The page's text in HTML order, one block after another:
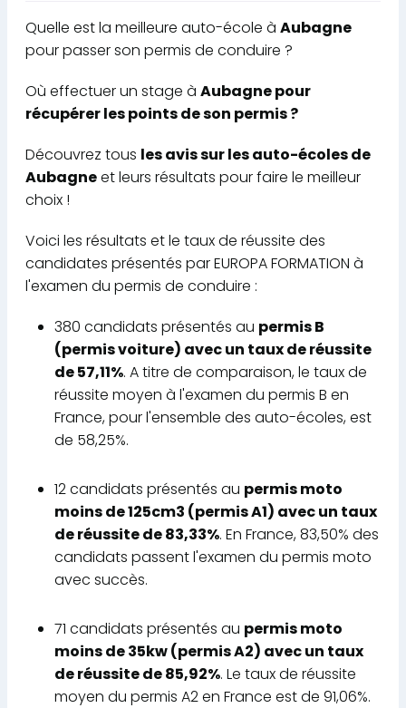
Quelle est la meilleure auto-école à Aubagne
pour passer son permis de conduire ?
Où effectuer un stage à Aubagne pour
récupérer les points de son permis ?
Découvrez tous les avis sur les auto-écoles de
Aubagneet leurs résultats pour faire le meilleur
choix !
Voici les résultats et le taux de réussite des
candidates présentés par EUROPA FORMATION à
l'examen du permis de conduire :
380 candidats présentés au permis B
(permis voiture) avec un taux de réussite
de 57,11%. A titre de comparaison, le taux de
réussite moyen à l'examen du permis B en
France, pour l'ensemble des auto-écoles, est
de 58,25%.
12 candidats présentés au permis moto
moins de 125cm3 (permis A1) avec un taux
de réussite de 83,33%. En France, 83,50% des
candidats passent l'examen du permis moto
avec succès.
71 candidats présentés au permis moto
moins de 35kw (permis A2) avec un taux
de réussite de 85,92%. Le taux de réussite
moyen du permis A2 en France est de 91,06%.